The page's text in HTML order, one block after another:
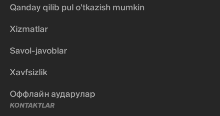
Qanday qilib pul o'tkazish mumkin
Xizmatlar
Savol-javoblar
Xavfsizlik
Оффлайн аударулар
KONTAKTLAR